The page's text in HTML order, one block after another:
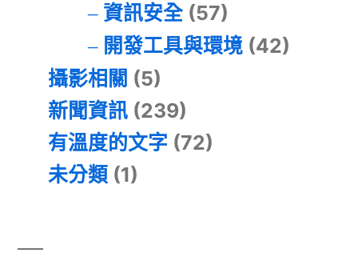
資訊安全(57)
開發工具與環境(42)
攝影相關 (5)
新聞資訊 (239)
有溫度的文字 (72)
未分類 (1)